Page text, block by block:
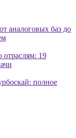
аналоговых баз до
19
полное